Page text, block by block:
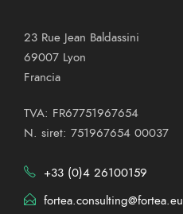
23 Rue Jean Baldassini
69007 Lyon
Francia
TVA: FR67751967654
N. siret: 751967654 00037
+33 (0)4 26100159
fortea.consulting@fortea.eu